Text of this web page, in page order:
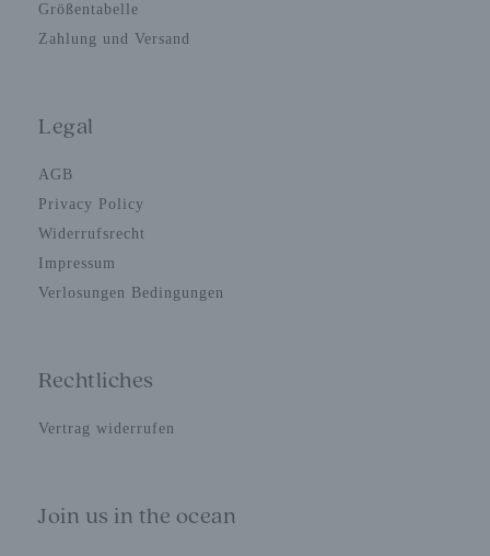
Größentabelle
Zahlung und Versand
Legal
AGB
Privacy Policy
Widerrufsrecht
Impressum
Verlosungen Bedingungen
Rechtliches
Vertrag widerrufen
Join us in the ocean